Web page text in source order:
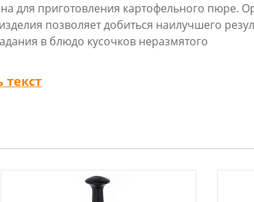
для приготовления картофельного пюре.
позволяет добиться наилучшего
в блюдо кусочков неразмятого
(нержавеющей) стали. Размер:
текст